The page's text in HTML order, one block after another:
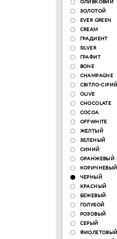
ОЛИВКОВИЙ
ЗОЛОТОЙ
EVER GREEN
CREAM
ГРАДИЕНТ
SILVER
ГРАФИТ
BONE
CHAMPAGNE
СВІТЛО-СІРИЙ
OLIVE
CHOCOLATE
COCOA
OFFWHITE
ЖЕЛТЫЙ
ЗЕЛЕНЫЙ
СИНИЙ
ОРАНЖЕВЫЙ
КОРИЧНЕВЫЙ
ЧЕРНЫЙ
КРАСНЫЙ
БЕЖЕВЫЙ
ГОЛУБОЙ
РОЗОВЫЙ
СЕРЫЙ
ФИОЛЕТОВЫЙ